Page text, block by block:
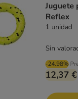
Juguete
Reflex
1 unidad
-24.98%
12,37 €
Sin